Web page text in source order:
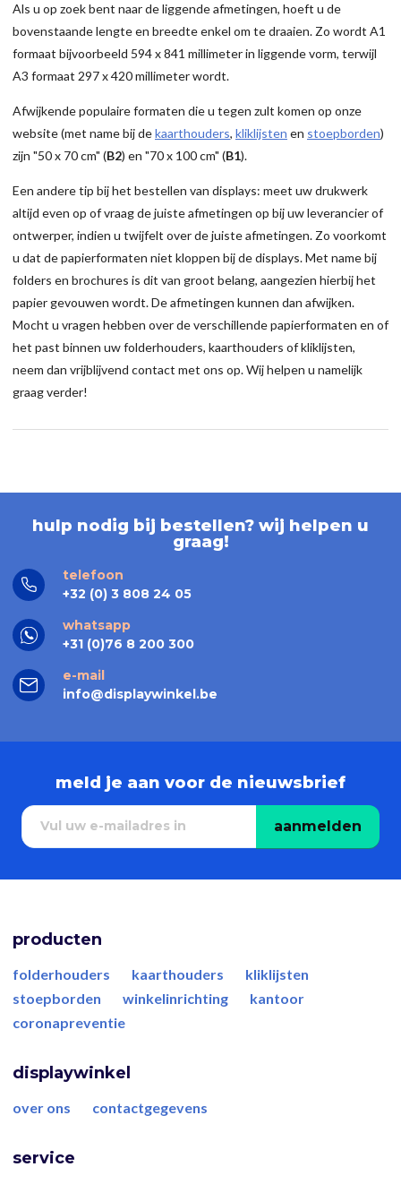
Als u op zoek bent naar de liggende afmetingen, hoeft u de
bovenstaande lengte en breedte enkel om te draaien. Zo wordt A1
formaat bijvoorbeeld 594 x 841 millimeter in liggende vorm, terwijl
A3 formaat 297 x 420 millimeter wordt.
Afwijkende populaire formaten die u tegen zult komen op onze
website (met name bij dekaarthouders, kliklijsten en stoepborden)
zijn "50 x 70 cm" (B2) en "70 x 100 cm" (B1).
Een andere tip bij het bestellen van displays: meet uw drukwerk
altijd even op of vraag de juiste afmetingen op bij uw leverancier of
ontwerper, indien u twijfelt over de juiste afmetingen. Zo voorkomt
u dat de papierformaten niet kloppen bij de displays. Met name bij
folders en brochures is dit van groot belang, aangezien hierbij het
papier gevouwen wordt. De afmetingen kunnen dan afwijken.
Mocht u vragen hebben over de verschillende papierformaten en of
het past binnen uw folderhouders, kaarthouders of kliklijsten,
neem dan vrijblijvend contact met ons op. Wij helpen u namelijk
graag verder!
hulp nodig bij bestellen? wij helpen u
graag!
telefoon
+32 (0) 3 808 24 05
whatsapp
+31 (0)76 8 200 300
e-mail
info@displaywinkel.be
meld je aan voor de nieuwsbrief
aanmelden
producten
folderhouders kaarthouders
kliklijsten
stoepborden
winkelinrichting
kantoor
coronapreventie
displaywinkel
over ons contactgegevens
service